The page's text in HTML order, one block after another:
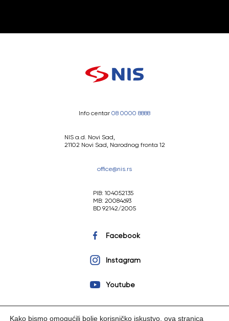
Info centar 08 0000 8888
NIS a.d. Novi Sad,
21102 Novi Sad, Narodnog fronta 12
office@nis.rs
PIB: 104052135
MB: 20084693
BD 92142/2005
Facebook
Instagram
Youtube
Kako bismo omogućili bolje korisničko iskustvo, ova stranica